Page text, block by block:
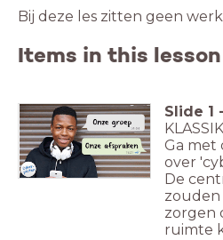
Bij deze les zitten geen
Items in this lesson
Slide 1 -
Ga met
over
De
zorgen
ruimte